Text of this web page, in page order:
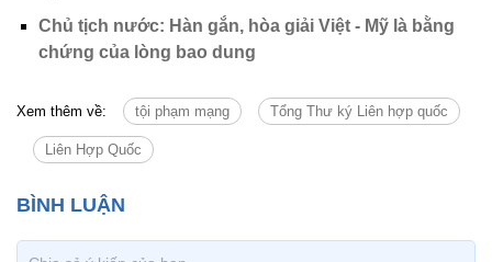
Chủ tịch nước: Hàn gắn, hòa giải Việt - Mỹ là bằng
chứng của lòng bao dung
Xem thêm về: tội phạm mạng Tổng Thư ký Liên hợp quốc
Liên Hợp Quốc